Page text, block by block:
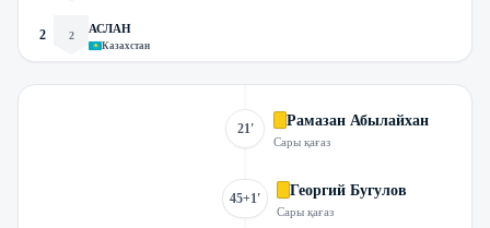
2 2
АСЛАН
Казахстан
21' Рамазан Абылайхан
Сары қағаз
45+1' Георгий Бугулов
Сары қағаз